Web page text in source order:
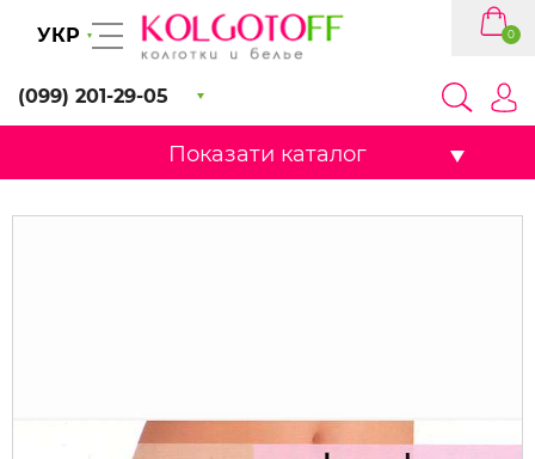
УКР
(099) 201-29-05
0
Показати каталог